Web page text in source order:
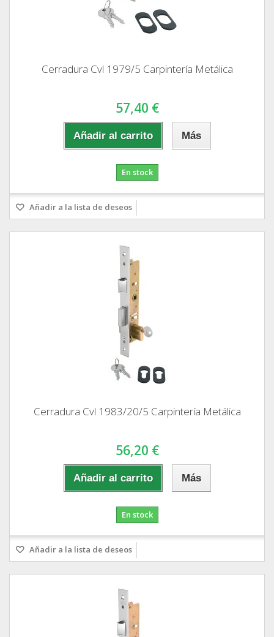
Cerradura Cvl 1979/5 Carpintería Metálica
57,40 €
Añadir al carrito Más
En stock
Añadir a la lista de deseos
Cerradura Cvl 1983/20/5 Carpintería Metálica
56,20 €
Añadir al carrito Más
En stock
Añadir a la lista de deseos